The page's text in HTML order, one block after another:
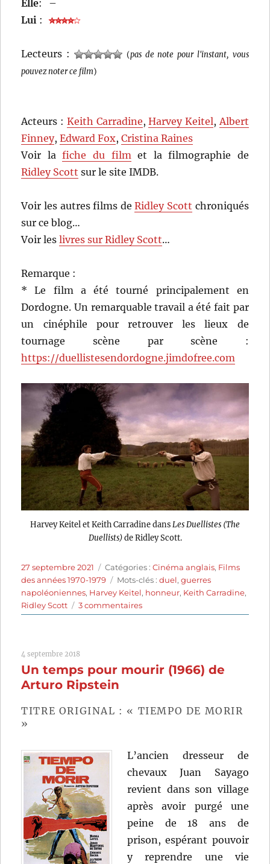
Elle:
–
Lui :
Lecteurs : (pas de note pour l'instant, vous
pouvez noter ce film)
Acteurs : Keith Carradine,Harvey Keitel, Albert
Finney,Edward Fox,Cristina Raines
Voir lafiche du film et la filmographie de
Ridley Scott sur le site IMDB.
Voir les autres films deRidley Scott chroniqués
sur ce blog…
Voir leslivres sur Ridley Scott…
Remarque :
* Le film a été tourné principalement en
Dordogne. Un remarquable travail a été fait par
un cinéphile pour retrouver les lieux de
tournage scène par scène :
https://duellistesendordogne.jimdofree.com
Harvey Keitel et Keith Carradine dansLes Duellistes (The
Duellists)de Ridley Scott.
Publié
le
27 septembre 2021 Catégories
Catégories :Cinéma anglais, Films
des années 1970-1979
Étiquettes
Mots-clés :duel,guerres
napoléoniennes, Harvey Keitel, honneur, Keith Carradine,
Ridley Scott
3 commentairessur
Les
Ridley
4 septembre 2018
Un temps pour mourir (1966) de
Arturo Ripstein
TITRE ORIGINAL : « TIEMPO DE MORIR
»
L’ancien dresseur de
chevaux Juan Sayago
revient dans son village
après avoir purgé une
peine de 18 ans de
prison, espérant pouvoir
y reprendre une vie